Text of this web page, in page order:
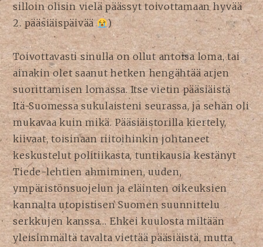
silloin olisin vielä päässyt toivottamaan hyvää
2. pääsiäispäivää
)
Toivottavasti sinulla on ollut antoisa loma, tai
ainakin olet saanut hetken hengähtää arjen
suorittamisen lomassa. Itse vietin pääsiäistä
Itä-Suomessa sukulaisteni seurassa, ja sehän oli
mukavaa kuin mikä. Pääsiäistorilla kiertely,
kiivaat, toisinaan riitoihinkin johtaneet
keskustelut politiikasta, tuntikausia kestänyt
Tiede-lehtien ahmiminen, uuden,
ympäristönsuojelun ja eläinten oikeuksien
kannalta utopistisen Suomen suunnittelu
serkkujen kanssa… Ehkei kuulosta miltään
yleisimmältä tavalta viettää pääsiäistä, mutta